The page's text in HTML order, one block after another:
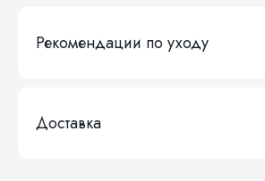
Рекомендации по уходу
Доставка